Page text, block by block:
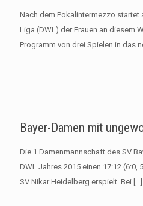
Nach dem Pokalintermezzo startet
Liga (DWL) der Frauen an diesem
Programm von drei Spielen in das
Bayer-Damen mit
Die 1.Damenmannschaft des SV
DWL Jahres 2015 einen 17:12 (6:0,
SV Nikar Heidelberg erspielt. Bei […]